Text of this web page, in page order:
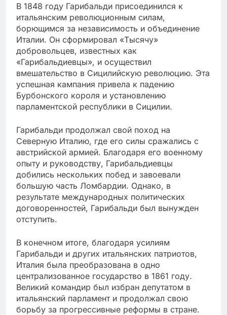
В 1848 году Гарибальди присоединился к
итальянским революционным силам,
борющимся за независимость и объединение
Италии. Он сформировал «Тысячу»
добровольцев, известных как
«Гарибальдиевцы», и осуществил
вмешательство в Сицилийскую революцию. Эта
успешная кампания привела к падению
Бурбонского короля и установлению
парламентской республики в Сицилии.
Гарибальди продолжал свой поход на
Северную Италию, где его силы сражались с
австрийской армией. Благодаря его военному
опыту и руководству, Гарибальдиевцы
добились нескольких побед и завоевали
большую часть Ломбардии. Однако, в
результате международных политических
договоренностей, Гарибальди был вынужден
отступить.
В конечном итоге, благодаря усилиям
Гарибальди и других итальянских патриотов,
Италия была преобразована в одно
централизованное государство в 1861 году.
Великий командир был избран депутатом в
итальянский парламент и продолжал свою
борьбу за прогрессивные реформы в стране.